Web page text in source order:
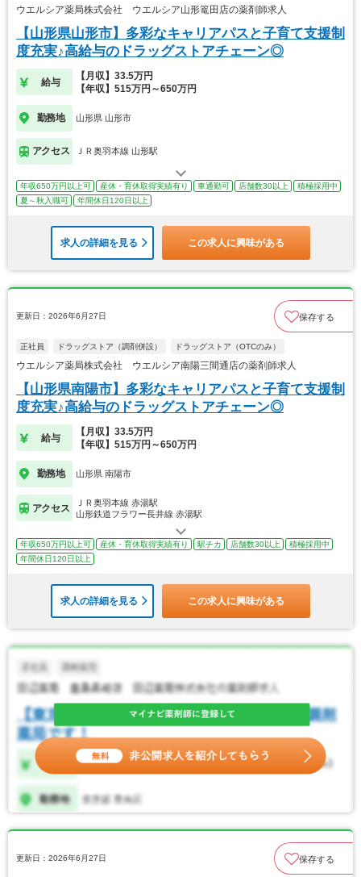
ウエルシア薬局株式会社 ウエルシア山形篭田店の薬剤師求人
【山形県山形市】多彩なキャリアパスと子育て支援制
度充実♪高給与のドラッグストアチェーン◎
給与
【月収】33.5万円
【年収】515万円～650万円
勤務地 山形県 山形市
アクセス ＪＲ奥羽本線 山形駅
年収650万円以上可 産休・育休取得実績有り 車通勤可 店舗数30以上
積極採用中
夏～秋入職可
年間休日120日以上
求人の詳細を見る この求人に興味がある
更新日：2026年6月27日 保存する
正社員 ドラッグストア（調剤併設） ドラッグストア（OTCのみ）
ウエルシア薬局株式会社 ウエルシア南陽三間通店の薬剤師求人
【山形県南陽市】多彩なキャリアパスと子育て支援制
度充実♪高給与のドラッグストアチェーン◎
給与
【月収】33.5万円
【年収】515万円～650万円
勤務地 山形県 南陽市
アクセス
ＪＲ奥羽本線 赤湯駅
山形鉄道フラワー長井線 赤湯駅
年収650万円以上可 産休・育休取得実績有り 駅チカ 店舗数30以上
積極採用中
年間休日120日以上
求人の詳細を見る この求人に興味がある
更新日：2026年6月27日 保存する